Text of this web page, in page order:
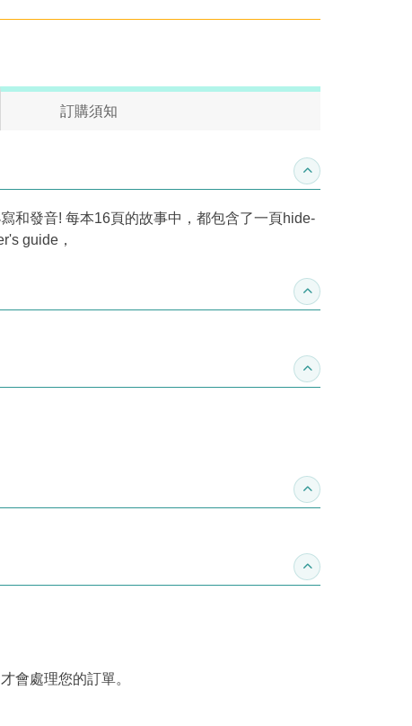
訂購須知
收合內容簡介
和發音! 每本16頁的故事中，都包含了一頁hide-
guide，
收合得獎紀錄
收合作家介紹
收合推薦專區
收合訂購須知
會處理您的訂單。